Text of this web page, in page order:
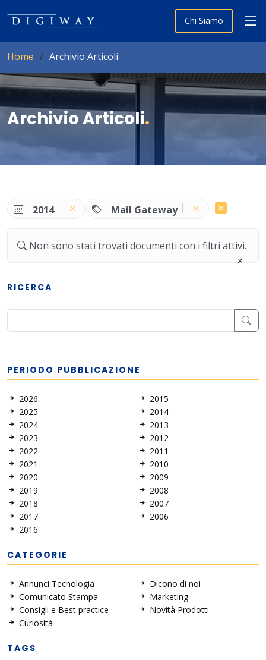
Chi Siamo
Home Archivio Articoli
Archivio Articoli.
2014 Mail Gateway
Non sono stati trovati documenti con i filtri attivi.
RICERCA
PERIODO PUBBLICAZIONE
2026
2025
2024
2023
2022
2021
2020
2019
2018
2017
2016
2015
2014
2013
2012
2011
2010
2009
2008
2007
2006
CATEGORIE
Annunci Tecnologia
Comunicato Stampa
Consigli e Best practice
Curiosità
Dicono di noi
Marketing
Novità Prodotti
TAGS